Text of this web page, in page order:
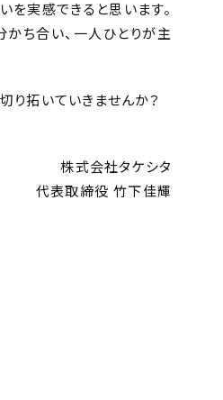
実感できると思います。
ち合い、一人ひとりが主
り拓いていきませんか？
株式会社タケシタ
代表取締役 竹下佳輝